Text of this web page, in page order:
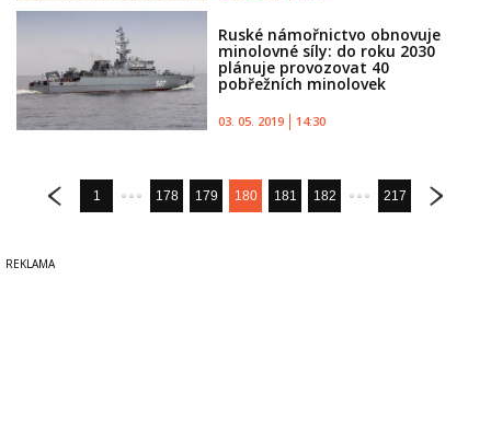
Ruské námořnictvo obnovuje
minolovné síly: do roku 2030
plánuje provozovat 40
pobřežních minolovek
03. 05. 2019 14:30
1 178 179 180 181 182 217